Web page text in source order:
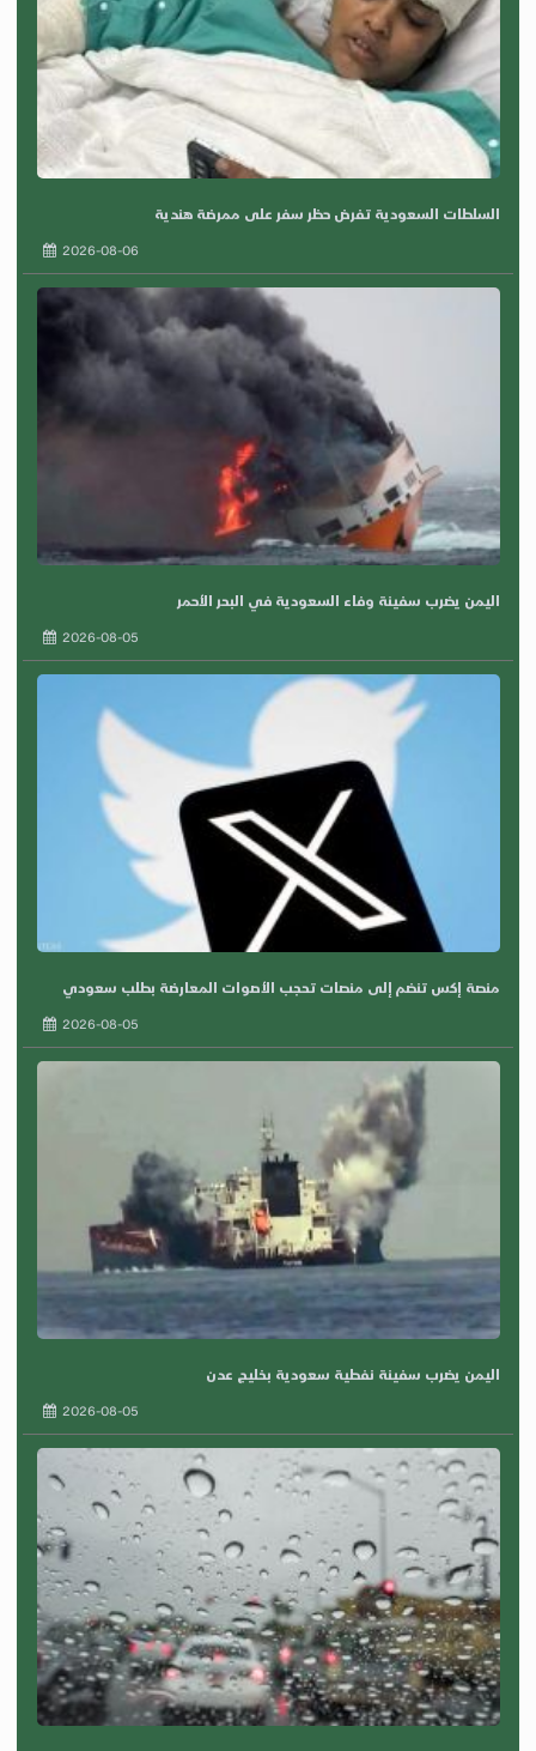
السلطات السعودية تفرض حظر سفر على ممرضة هندية
2026-08-06
اليمن يضرب سفينة وفاء السعودية في البحر الأحمر
2026-08-05
منصة إكس تنضم إلى منصات تحجب الأصوات المعارضة بطلب سعودي
2026-08-05
اليمن يضرب سفينة نفطية سعودية بخليج عدن
2026-08-05